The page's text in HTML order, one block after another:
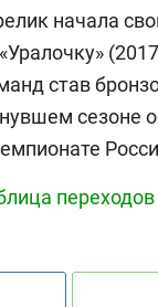
начала
став
сезоне